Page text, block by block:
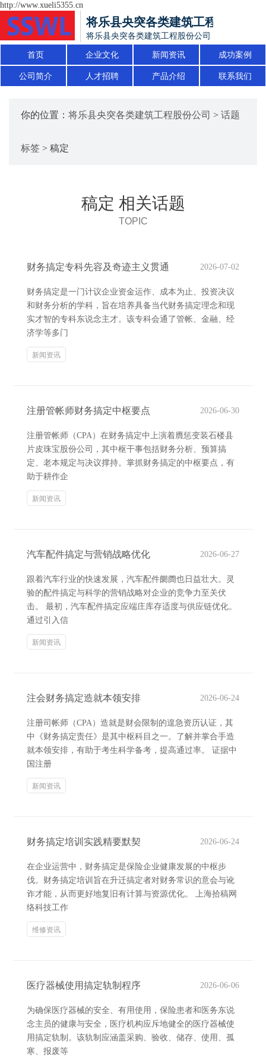
http://www.xueli5355.cn
将乐县央突各类建筑工程股份公司
将乐县央突各类建筑工程股份公司
首页 企业文化 新闻资讯 成功案例
公司简介 人才招聘 产品介绍 联系我们
你的位置： 将乐县央突各类建筑工程股份公司 > 话题
标签 > 稿定
稿定 相关话题
TOPIC
财务搞定专科先容及奇迹主义贯通 2026-07-02
财务搞定是一门计议企业资金运作、成本为止、投资决议
和财务分析的学科，旨在培养具备当代财务搞定理念和现
实才智的专科东说念主才。该专科会通了管帐、金融、经
济学等多门
新闻资讯
注册管帐师财务搞定中枢要点 2026-06-30
注册管帐师（CPA）在财务搞定中上演着膺惩变装石楼县
片皮珠宝股份公司，其中枢干事包括财务分析、预算搞
定、老本规定与决议撑持。掌抓财务搞定的中枢要点，有
助于耕作企
新闻资讯
汽车配件搞定与营销战略优化 2026-06-27
跟着汽车行业的快速发展，汽车配件阛阓也日益壮大。灵
验的配件搞定与科学的营销战略对企业的竞争力至关伏
击。 最初，汽车配件搞定应端庄库存适度与供应链优化。
通过引入信
新闻资讯
注会财务搞定造就本领安排 2026-06-24
注册司帐师（CPA）造就是财会限制的遑急资历认证，其
中《财务搞定责任》是其中枢科目之一。了解并掌合手造
就本领安排，有助于考生科学备考，提高通过率。 证据中
国注册
新闻资讯
财务搞定培训实践精要默契 2026-06-24
在企业运营中，财务搞定是保险企业健康发展的中枢步
伐。财务搞定培训旨在升迁搞定者对财务常识的意会与讹
诈才能，从而更好地复旧有计算与资源优化。 上海拾稿网
络科技工作
维修资讯
医疗器械使用搞定轨制程序 2026-06-06
为确保医疗器械的安全、有用使用，保险患者和医务东说
念主员的健康与安全，医疗机构应斥地健全的医疗器械使
用搞定轨制。该轨制应涵盖采购、验收、储存、使用、孤
寒、报废等